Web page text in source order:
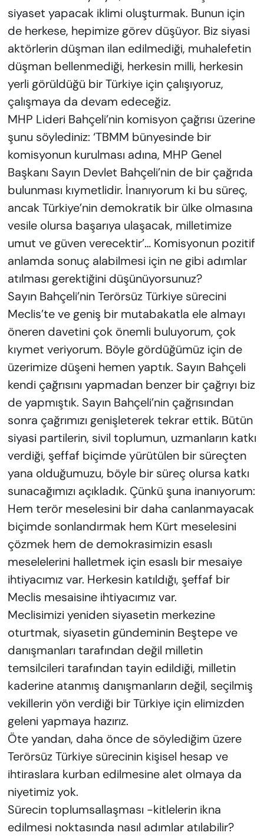
siyaset yapacak iklimi oluşturmak. Bunun için
de herkese, hepimize görev düşüyor. Biz siyasi
aktörlerin düşman ilan edilmediği, muhalefetin
düşman bellenmediği, herkesin milli, herkesin
yerli görüldüğü bir Türkiye için çalışıyoruz,
çalışmaya da devam edeceğiz.
MHP Lideri Bahçeli’nin komisyon çağrısı üzerine
şunu söylediniz: ‘TBMM bünyesinde bir
komisyonun kurulması adına, MHP Genel
Başkanı Sayın Devlet Bahçeli’nin de bir çağrıda
bulunması kıymetlidir. İnanıyorum ki bu süreç,
ancak Türkiye’nin demokratik bir ülke olmasına
vesile olursa başarıya ulaşacak, milletimize
umut ve güven verecektir’… Komisyonun pozitif
anlamda sonuç alabilmesi için ne gibi adımlar
atılması gerektiğini düşünüyorsunuz?
Sayın Bahçeli’nin Terörsüz Türkiye sürecini
Meclis’te ve geniş bir mutabakatla ele almayı
öneren davetini çok önemli buluyorum, çok
kıymet veriyorum. Böyle gördüğümüz için de
üzerimize düşeni hemen yaptık. Sayın Bahçeli
kendi çağrısını yapmadan benzer bir çağrıyı biz
de yapmıştık. Sayın Bahçeli’nin çağrısından
sonra çağrımızı genişleterek tekrar ettik. Bütün
siyasi partilerin, sivil toplumun, uzmanların katkı
verdiği, şeffaf biçimde yürütülen bir süreçten
yana olduğumuzu, böyle bir süreç olursa katkı
sunacağımızı açıkladık. Çünkü şuna inanıyorum:
Hem terör meselesini bir daha canlanmayacak
biçimde sonlandırmak hem Kürt meselesini
çözmek hem de demokrasimizin esaslı
meselelerini halletmek için esaslı bir mesaiye
ihtiyacımız var. Herkesin katıldığı, şeffaf bir
Meclis mesaisine ihtiyacımız var.
Meclisimizi yeniden siyasetin merkezine
oturtmak, siyasetin gündeminin Beştepe ve
danışmanları tarafından değil milletin
temsilcileri tarafından tayin edildiği, milletin
kaderine atanmış danışmanların değil, seçilmiş
vekillerin yön verdiği bir Türkiye için elimizden
geleni yapmaya hazırız.
Öte yandan, daha önce de söylediğim üzere
Terörsüz Türkiye sürecinin kişisel hesap ve
ihtiraslara kurban edilmesine alet olmaya da
niyetimiz yok.
Sürecin toplumsallaşması -kitlelerin ikna
edilmesi noktasında nasıl adımlar atılabilir?